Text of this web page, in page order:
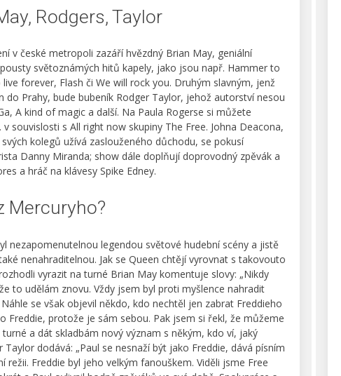
Rodgers, Taylor
v české metropoli zazáří hvězdný Brian May, geniální
světoznámých hitů kapely, jako jsou např. Hammer to
forever, Flash či We will rock you. Druhým slavným, jenž
do Prahy, bude bubeník Rodger Taylor, jehož autorství nesou
A kind of magic a další. Na Paula Rogerse si můžete
souvislosti s All right now skupiny The Free. Johna Deacona,
kolegů užívá zaslouženého důchodu, se pokusí
Danny Miranda; show dále doplňují doprovodný zpěvák a
a hráč na klávesy Spike Edney.
Mercuryho?
nezapomenutelnou legendou světové hudební scény a jistě
nenahraditelnou. Jak se Queen chtějí vyrovnat s takovouto
vyrazit na turné Brian May komentuje slovy: „Nikdy
to udělám znovu. Vždy jsem byl proti myšlence nahradit
se však objevil někdo, kdo nechtěl jen zabrat Freddieho
Freddie, protože je sám sebou. Pak jsem si řekl, že můžeme
a dát skladbám nový význam s někým, kdo ví, jaký
Taylor dodává: „Paul se nesnaží být jako Freddie, dává písním
režii. Freddie byl jeho velkým fanouškem. Viděli jsme Free